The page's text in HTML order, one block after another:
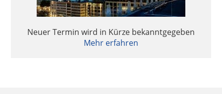
Neuer Termin wird in Kürze bekanntgegeben
Mehr erfahren